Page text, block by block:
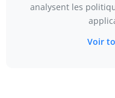
analysent les
Voir